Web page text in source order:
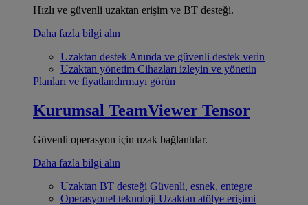
Hızlı ve güvenli uzaktan erişim ve BT desteği.
Daha fazla bilgi alın
Uzaktan destek Anında ve güvenli destek verin
Uzaktan yönetim Cihazları izleyin ve yönetin
Planları ve fiyatlandırmayı görün
Kurumsal TeamViewer Tensor
Güvenli operasyon için uzak bağlantılar.
Daha fazla bilgi alın
Uzaktan BT desteği Güvenli, esnek, entegre
Operasyonel teknoloji Uzaktan atölye erişimi